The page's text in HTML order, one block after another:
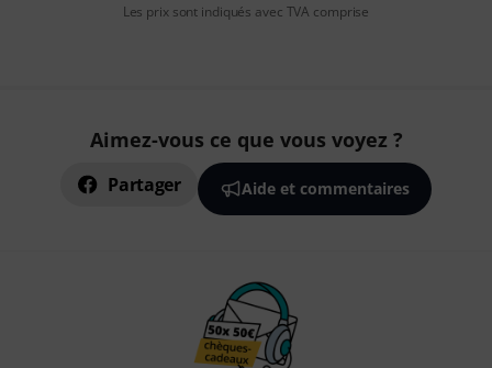
Les prix sont indiqués avec TVA comprise
Aimez-vous ce que vous voyez ?
Partager Aide et commentaires